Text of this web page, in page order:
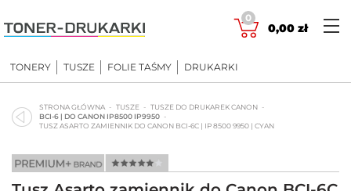
to
content
0
0,00 zł
TONERY TUSZE FOLIE TAŚMY DRUKARKI
STRONA GŁÓWNA TUSZE
TUSZE DO DRUKAREK CANON
BCI-6 | DO CANON IP8500 IP9950
TUSZ ASARTO ZAMIENNIK DO CANON BCI-6C | IP 8500 9950 | CYAN